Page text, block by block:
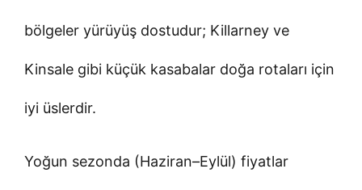
bölgeler yürüyüş dostudur; Killarney ve
Kinsale gibi küçük kasabalar doğa rotaları için
iyi üslerdir.
Yoğun sezonda (Haziran–Eylül) fiyatlar